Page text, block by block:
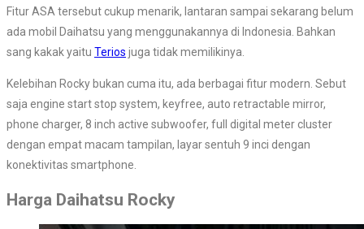
Fitur ASA tersebut cukup menarik, lantaran sampai sekarang belum
ada mobil Daihatsu yang menggunakannya di Indonesia. Bahkan
sang kakak yaitu Terios juga tidak memilikinya.
Kelebihan Rocky bukan cuma itu, ada berbagai fitur modern. Sebut
saja engine start stop system, keyfree, auto retractable mirror,
phone charger, 8 inch active subwoofer, full digital meter cluster
dengan empat macam tampilan, layar sentuh 9 inci dengan
konektivitas smartphone.
Harga Daihatsu Rocky